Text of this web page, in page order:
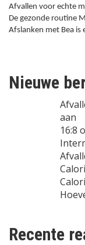
Afvallen voor echte
De gezonde routine
Afslanken met Bea is
Nieuwe
aan
16:8
Recente